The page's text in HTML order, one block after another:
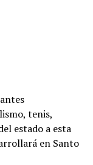
tenis,
estado a esta
en Santo